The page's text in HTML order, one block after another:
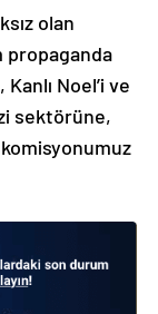
Noel’i ve
sektörüne,